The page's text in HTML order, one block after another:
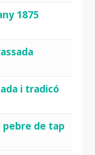
1875
i tradicó
pebre de tap